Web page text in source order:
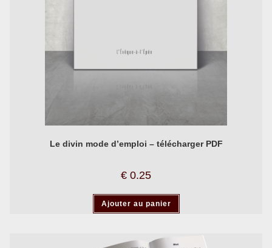
Le divin mode d’emploi – télécharger PDF
€ 0.25
Ajouter au panier